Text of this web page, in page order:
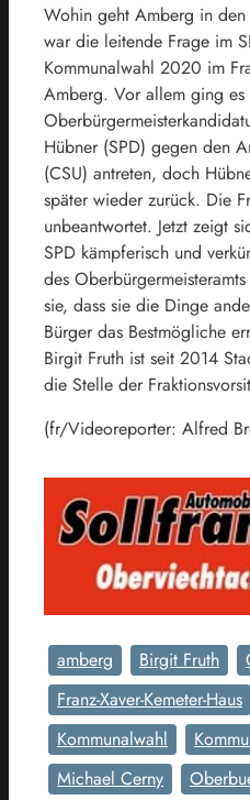
Wohin geht Amberg in den
war die leitende Frage im
Kommunalwahl 2020 im
Amberg. Vor allem ging
Hübner (SPD) gegen den
(CSU) antreten, doch
später wieder zurück. Die
unbeantwortet. Jetzt zeigt
SPD kämpferisch und
des
sie, dass sie die Dinge
Bürger das Bestmögliche
Birgit Fruth ist seit 2014
die Stelle der
(fr/Videoreporter: Alfred
amberg Birgit Fruth
Franz-Xaver-Kemeter-Haus
Kommunalwahl
Michael Cerny